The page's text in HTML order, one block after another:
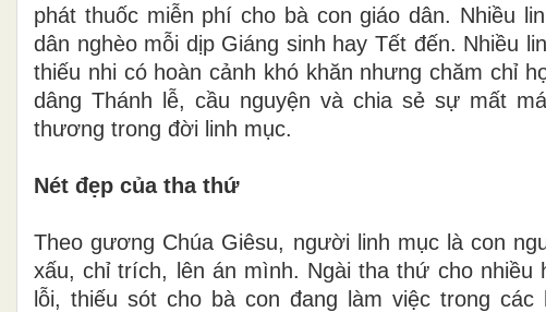
phát thuốc miễn phí cho bà con giáo dân. Nhiều
dân nghèo mỗi dịp Giáng sinh hay Tết đến. Nhiều
thiếu nhi có hoàn cảnh khó khăn nhưng chăm chỉ
dâng Thánh lễ, cầu nguyện và chia sẻ sự mất
thương trong đời linh mục.
Nét đẹp của tha thứ
Theo gương Chúa Giêsu, người linh mục là con
xấu, chỉ trích, lên án mình. Ngài tha thứ cho
lỗi, thiếu sót cho bà con đang làm việc trong